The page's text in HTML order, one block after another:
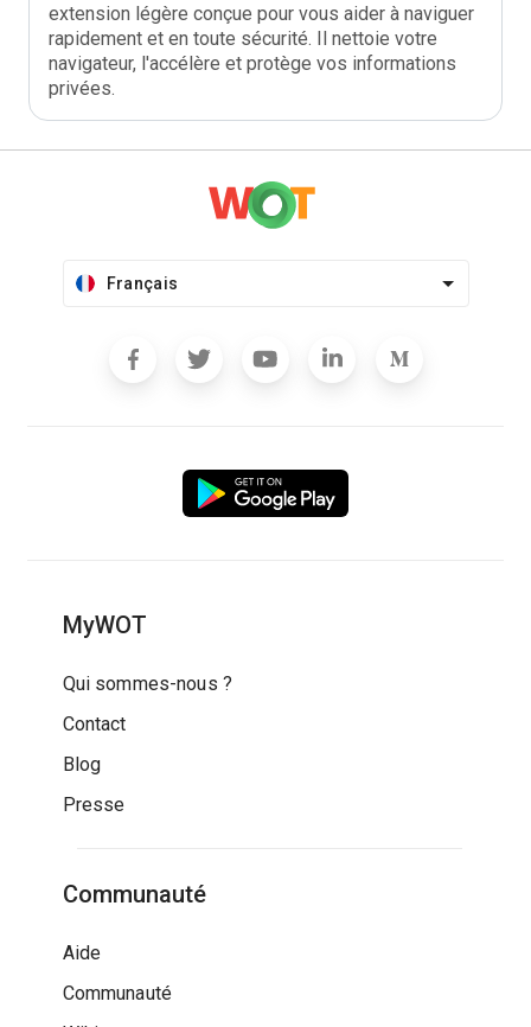
extension légère conçue pour vous aider à naviguer
rapidement et en toute sécurité. Il nettoie votre
navigateur, l'accélère et protège vos informations
privées.
Français
MyWOT
Qui sommes-nous ?
Contact
Blog
Presse
Communauté
Aide
Communauté